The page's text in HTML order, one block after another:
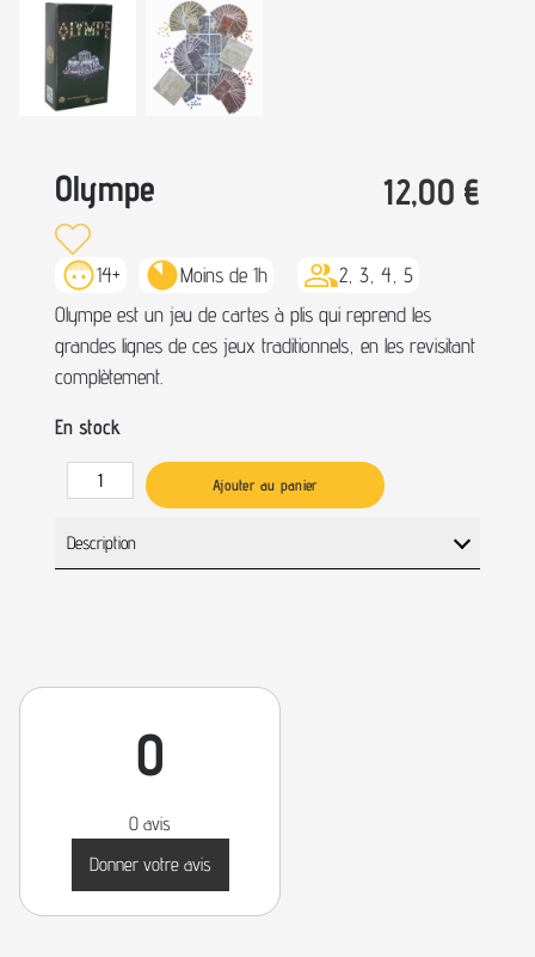
Olympe 12,00 €
14+ Moins de 1h
2, 3, 4, 5
Olympe est un jeu de cartes à plis qui reprend les
grandes lignes de ces jeux traditionnels, en les revisitant
complètement.
En stock
Ajouter au panier
Description
0
0 avis
Donner votre avis